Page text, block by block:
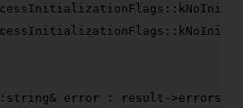
error : result->errors